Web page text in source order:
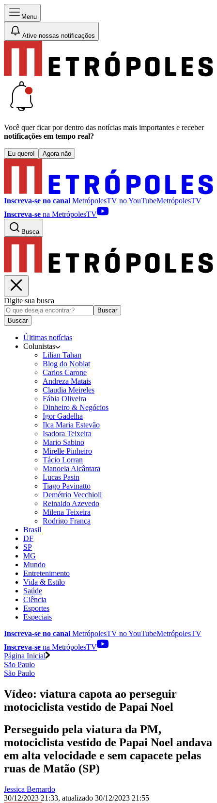
Menu
Ative nossas notificações
Você quer ficar por dentro das notícias mais importantes e receber
notificações em tempo real?
Eu quero! Agora não
Inscreva-se no canal MetrópolesTV noYouTubeMetrópolesTV
Inscreva-se na MetrópolesTV
Busca
Digite sua busca
Buscar
Buscar
Últimas notícias
Colunistas
Lilian Tahan
Blog do Noblat
Carlos Carone
Andreza Matais
Claudia Meireles
Fábia Oliveira
Dinheiro & Negócios
Igor Gadelha
Ilca Maria Estevão
Isadora Teixeira
Mario Sabino
Mirelle Pinheiro
Tácio Lorran
Manoela Alcântara
Lucas Pasin
Tiago Pavinatto
Demétrio Vecchioli
Reinaldo Azevedo
Milena Teixeira
Rodrigo França
Brasil
DF
SP
MG
Mundo
Entretenimento
Vida & Estilo
Saúde
Ciência
Esportes
Especiais
Inscreva-se no canal MetrópolesTV noYouTubeMetrópolesTV
Inscreva-se na MetrópolesTV
Página Inicial
São Paulo
São Paulo
Vídeo: viatura capota ao perseguir
motociclista vestido de Papai Noel
Perseguido pela viatura da PM,
motociclista vestido de Papai Noel andava
em alta velocidade e sem capacete pelas
ruas de Matão (SP)
Jessica Bernardo
30/12/2023 21:33, atualizado 30/12/2023 21:55